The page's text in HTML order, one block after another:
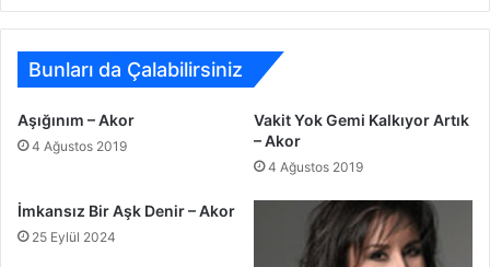
Bunları da Çalabilirsiniz
Aşığınım – Akor
4 Ağustos 2019
Vakit Yok Gemi Kalkıyor Artık
– Akor
4 Ağustos 2019
İmkansız Bir Aşk Denir – Akor
25 Eylül 2024